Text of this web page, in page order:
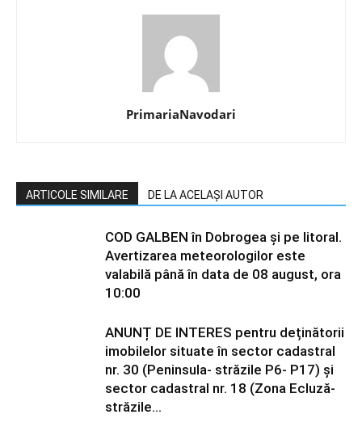
PrimariaNavodari
ARTICOLE SIMILARE DE LA ACELAȘI AUTOR
COD GALBEN în Dobrogea și pe litoral.
Avertizarea meteorologilor este
valabilă până în data de 08 august, ora
10:00
ANUNȚ DE INTERES pentru deținătorii
imobilelor situate în sector cadastral
nr. 30 (Peninsula- străzile P6- P17) și
sector cadastral nr. 18 (Zona Ecluză-
străzile...